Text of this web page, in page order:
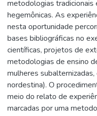
metodologias tradicionais
hegemônicas. As
nesta oportunidade
bases bibliográficas no
científicas, projetos de
metodologias de ensino
mulheres subalternizadas,
nordestina). O
meio do relato de
marcadas por uma